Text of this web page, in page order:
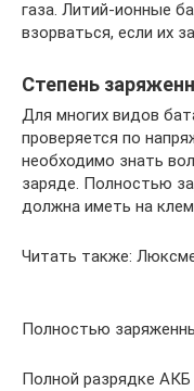
газа. Литий-ионные
взорваться, если их
Степень
Для многих видов
проверяется по
необходимо знать
заряде. Полностью
должна иметь на
Читать также:
Полностью
Полной разрядке АКБ